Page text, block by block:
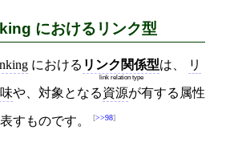
におけるリンク型
における リンク関係型
link relation type
は、 リ
や、対象となる資源が有する属性
すものです。 >>98